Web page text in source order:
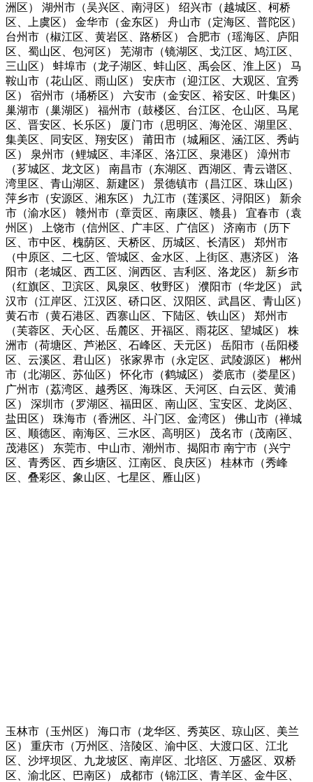
洲区） 湖州市（吴兴区、南浔区） 绍兴市（越城区、柯桥
区、上虞区） 金华市（金东区） 舟山市（定海区、普陀区）
台州市（椒江区、黄岩区、路桥区） 合肥市（瑶海区、庐阳
区、蜀山区、包河区） 芜湖市（镜湖区、戈江区、鸠江区、
三山区） 蚌埠市（龙子湖区、蚌山区、禹会区、淮上区） 马
鞍山市（花山区、雨山区） 安庆市（迎江区、大观区、宜秀
区） 宿州市（埇桥区） 六安市（金安区、裕安区、叶集区）
巢湖市（巢湖区） 福州市（鼓楼区、台江区、仓山区、马尾
区、晋安区、长乐区） 厦门市（思明区、海沧区、湖里区、
集美区、同安区、翔安区） 莆田市（城厢区、涵江区、秀屿
区） 泉州市（鲤城区、丰泽区、洛江区、泉港区） 漳州市
（芗城区、龙文区） 南昌市（东湖区、西湖区、青云谱区、
湾里区、青山湖区、新建区） 景德镇市（昌江区、珠山区）
萍乡市（安源区、湘东区） 九江市（莲溪区、浔阳区） 新余
市（渝水区） 赣州市（章贡区、南康区、赣县） 宜春市（袁
州区） 上饶市（信州区、广丰区、广信区） 济南市（历下
区、市中区、槐荫区、天桥区、历城区、长清区） 郑州市
（中原区、二七区、管城区、金水区、上街区、惠济区） 洛
阳市（老城区、西工区、涧西区、吉利区、洛龙区） 新乡市
（红旗区、卫滨区、凤泉区、牧野区） 濮阳市（华龙区） 武
汉市（江岸区、江汉区、硚口区、汉阳区、武昌区、青山区）
黄石市（黄石港区、西寨山区、下陆区、铁山区） 郑州市
（芙蓉区、天心区、岳麓区、开福区、雨花区、望城区） 株
洲市（荷塘区、芦淞区、石峰区、天元区） 岳阳市（岳阳楼
区、云溪区、君山区） 张家界市（永定区、武陵源区） 郴州
市（北湖区、苏仙区） 怀化市（鹤城区） 娄底市（娄星区）
广州市（荔湾区、越秀区、海珠区、天河区、白云区、黄浦
区） 深圳市（罗湖区、福田区、南山区、宝安区、龙岗区、
盐田区） 珠海市（香洲区、斗门区、金湾区） 佛山市（禅城
区、顺德区、南海区、三水区、高明区） 茂名市（茂南区、
茂港区） 东莞市、中山市、潮州市、揭阳市 南宁市（兴宁
区、青秀区、西乡塘区、江南区、良庆区） 桂林市（秀峰
区、叠彩区、象山区、七星区、雁山区）
玉林市（玉州区） 海口市（龙华区、秀英区、琼山区、美兰
区） 重庆市（万州区、涪陵区、渝中区、大渡口区、江北
区、沙坪坝区、九龙坡区、南岸区、北培区、万盛区、双桥
区、渝北区、巴南区） 成都市（锦江区、青羊区、金牛区、